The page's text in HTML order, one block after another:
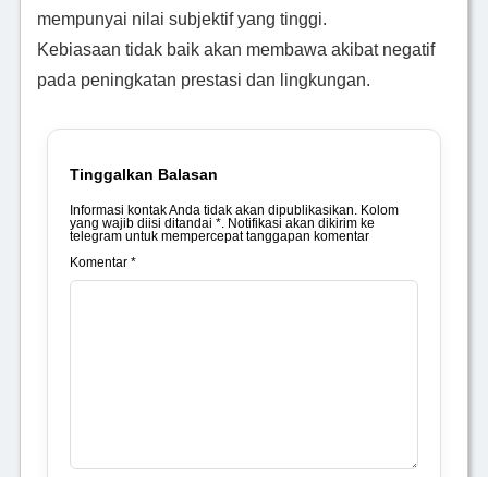
mempunyai nilai subjektif yang tinggi.
Kebiasaan tidak baik akan membawa akibat negatif
pada peningkatan prestasi dan lingkungan.
Tinggalkan Balasan
Informasi kontak Anda tidak akan dipublikasikan. Kolom
yang wajib diisi ditandai *. Notifikasi akan dikirim ke
telegram untuk mempercepat tanggapan komentar
Komentar *